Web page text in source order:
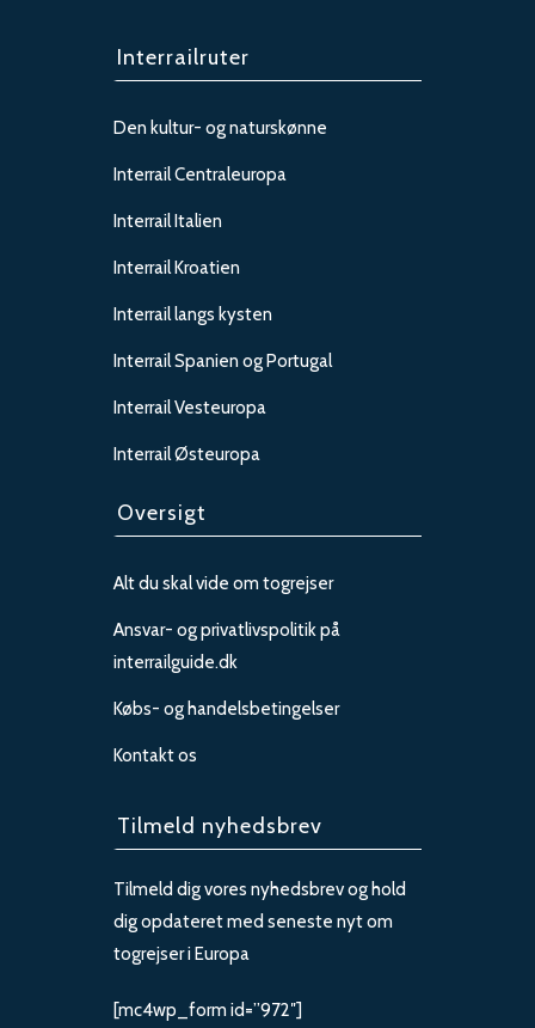
Interrailruter
Den kultur- og naturskønne
Interrail Centraleuropa
Interrail Italien
Interrail Kroatien
Interrail langs kysten
Interrail Spanien og Portugal
Interrail Vesteuropa
Interrail Østeuropa
Oversigt
Alt du skal vide om togrejser
Ansvar- og privatlivspolitik på
interrailguide.dk
Købs- og handelsbetingelser
Kontakt os
Tilmeld nyhedsbrev
Tilmeld dig vores nyhedsbrev og hold
dig opdateret med seneste nyt om
togrejser i Europa
[mc4wp_form id=”972″]